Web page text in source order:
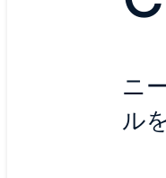
ニ
ル